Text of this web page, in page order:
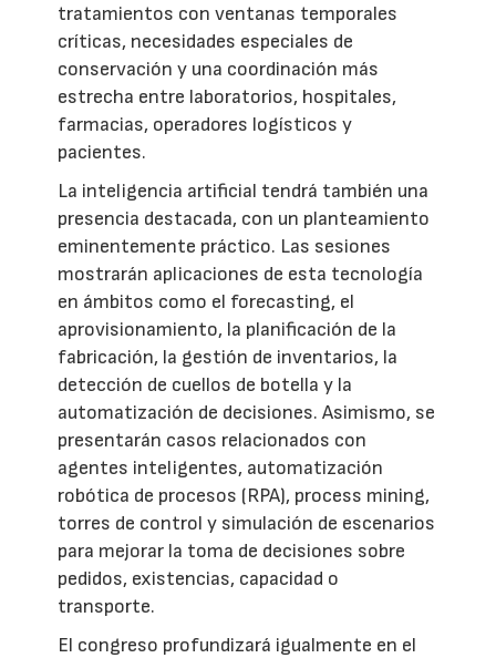
tratamientos con ventanas temporales
críticas, necesidades especiales de
conservación y una coordinación más
estrecha entre laboratorios, hospitales,
farmacias, operadores logísticos y
pacientes.
La inteligencia artificial tendrá también una
presencia destacada, con un planteamiento
eminentemente práctico. Las sesiones
mostrarán aplicaciones de esta tecnología
en ámbitos como el forecasting, el
aprovisionamiento, la planificación de la
fabricación, la gestión de inventarios, la
detección de cuellos de botella y la
automatización de decisiones. Asimismo, se
presentarán casos relacionados con
agentes inteligentes, automatización
robótica de procesos (RPA), process mining,
torres de control y simulación de escenarios
para mejorar la toma de decisiones sobre
pedidos, existencias, capacidad o
transporte.
El congreso profundizará igualmente en el